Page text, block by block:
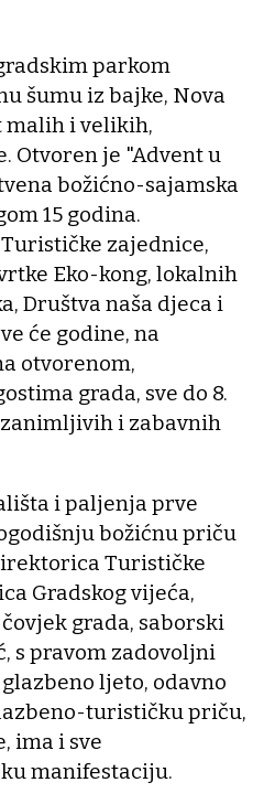
parkom
šumu iz bajke, Nova
malih i velikih,
Otvoren je "Advent u
božićno-sajamska
15 godina.
zajednice,
Eko-kong, lokalnih
Društva naša djeca i
će godine, na
otvorenom,
grada, sve do 8.
i zabavnih
i paljenja prve
božićnu priču
Turističke
Gradskog vijeća,
grada, saborski
s pravom zadovoljni
ljeto, odavno
turističku priču,
ima i sve
manifestaciju.